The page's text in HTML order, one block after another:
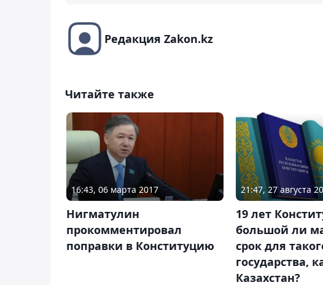
Редакция Zakon.kz
Читайте также
16:43, 06 марта 2017
Нигматулин
прокомментировал
поправки в Конституцию
21:47, 27 августа
19 лет
большой ли
срок для
государства,
Казахстан?